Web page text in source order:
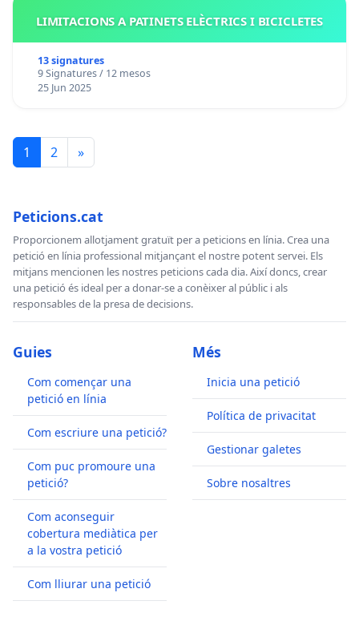
LIMITACIONS A PATINETS ELÈCTRICS I BICICLETES
13 signatures
9 Signatures / 12 mesos
25 Jun 2025
1 2 »
Peticions.cat
Proporcionem allotjament gratuït per a peticions en línia. Crea una
petició en línia professional mitjançant el nostre potent servei. Els
mitjans mencionen les nostres peticions cada dia. Així doncs, crear
una petició és ideal per a donar-se a conèixer al públic i als
responsables de la presa de decisions.
Guies
Com començar una
petició en línia
Com escriure una petició?
Com puc promoure una
petició?
Com aconseguir
cobertura mediàtica per
a la vostra petició
Com lliurar una petició
Més
Inicia una petició
Política de privacitat
Gestionar galetes
Sobre nosaltres